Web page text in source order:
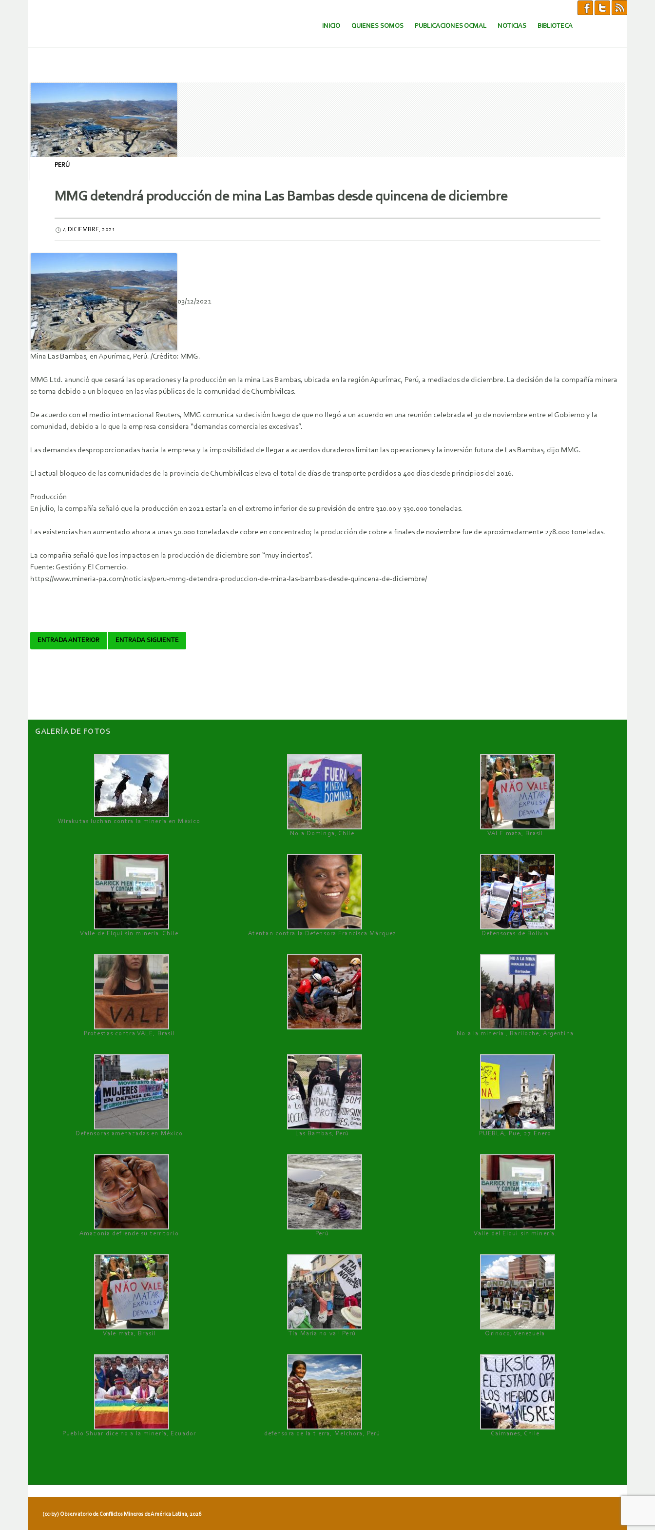
SALTAR AL CONTENIDO.
INICIO QUIENES SOMOS PUBLICACIONES OCMAL NOTICIAS BIBLIOTECA
PERÚ
MMG detendrá producción de mina Las Bambas desde quincena de diciembre
4 DICIEMBRE, 2021
03/12/2021
Mina Las Bambas, en Apurímac, Perú. /Crédito: MMG.
MMG Ltd. anunció que cesará las operaciones y la producción en la mina Las Bambas, ubicada en la región Apurímac, Perú, a mediados de diciembre. La decisión de la compañía minera
se toma debido a un bloqueo en las vías públicas de la comunidad de Chumbivilcas.
De acuerdo con el medio internacional Reuters, MMG comunica su decisión luego de que no llegó a un acuerdo en una reunión celebrada el 30 de noviembre entre el Gobierno y la
comunidad, debido a lo que la empresa considera “demandas comerciales excesivas”.
Las demandas desproporcionadas hacia la empresa y la imposibilidad de llegar a acuerdos duraderos limitan las operaciones y la inversión futura de Las Bambas, dijo MMG.
El actual bloqueo de las comunidades de la provincia de Chumbivilcas eleva el total de días de transporte perdidos a 400 días desde principios del 2016.
Producción
En julio, la compañía señaló que la producción en 2021 estaría en el extremo inferior de su previsión de entre 310.00 y 330.000 toneladas.
Las existencias han aumentado ahora a unas 50.000 toneladas de cobre en concentrado; la producción de cobre a finales de noviembre fue de aproximadamente 278.000 toneladas.
La compañía señaló que los impactos en la producción de diciembre son “muy inciertos”.
Fuente: Gestión y El Comercio.
https://www.mineria-pa.com/noticias/peru-mmg-detendra-produccion-de-mina-las-bambas-desde-quincena-de-diciembre/
Navegador
ENTRADA ANTERIOR ENTRADA SIGUIENTE
GALERÌA DE FOTOS
Wirakutas luchan contra la minería en México
No a Dominga, Chile
VALE mata, Brasil
Valle de Elqui sin minería. Chile Atentan contra la Defensora Francisca Márquez Defensoras de Bolivia
Protestas contra VALE, Brasil No a la minería , Bariloche, Argentina
Defensoras amenazadas en México Las Bambas, Perú PUEBLA, Pue, 27 Enero
Amazonía defiende su territorio Perú Valle del Elqui sin minería.
Vale mata, Brasil Tía María no va ! Perú Orinoco, Venezuela
Pueblo Shuar dice no a la minería, Ecuador defensora de la tierra, Melchora, Perú Caimanes, Chile
(cc-by) Observatorio de Conflictos Mineros de América Latina, 2026